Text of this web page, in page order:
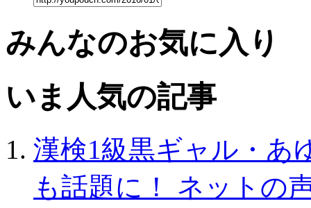
みんなのお気に入り
いま人気の記事
漢検1級黒ギャル・あ
も話題に！ ネットの